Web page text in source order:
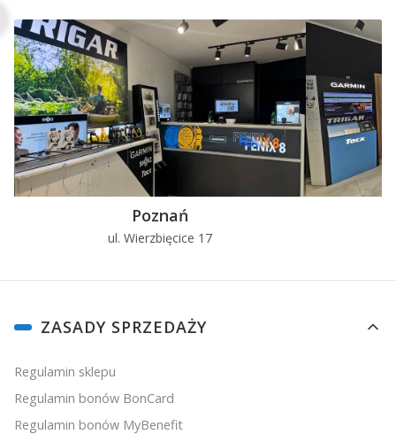
Poznań
ul. Wierzbięcice 17
Linki w stopce
ZASADY SPRZEDAŻY
Regulamin sklepu
Regulamin bonów BonCard
Regulamin bonów MyBenefit